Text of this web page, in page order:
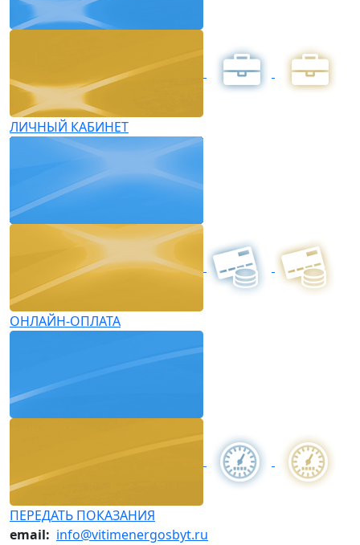
ЛИЧНЫЙ КАБИНЕТ
ОНЛАЙН-ОПЛАТА
ПЕРЕДАТЬ ПОКАЗАНИЯ
email: info@vitimenergosbyt.ru